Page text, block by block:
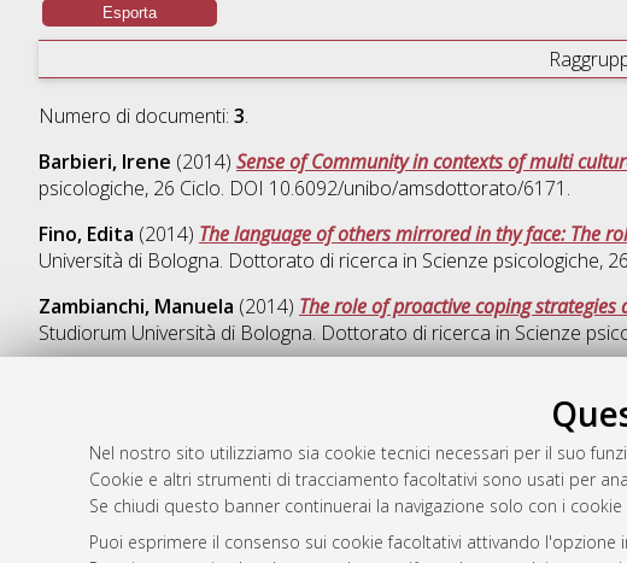
Nel nostro sito utilizziamo sia cookie tecnici necessari per il suo
Cookie e altri strumenti di tracciamento facoltativi sono usati per
Se chiudi questo banner continuerai la navigazione solo con i cookie
Puoi esprimere il consenso sui cookie facoltativi attivando
Numero di documenti: 3.
Barbieri, Irene (2014) Sense of Community in contexts of multi
psicologiche, 26 Ciclo. DOI 10.6092/unibo/amsdottorato/6171.
Fino, Edita (2014) The language of others mirrored in thy face: The
Università di Bologna. Dottorato di ricerca in Scienze psicologiche,
Zambianchi, Manuela (2014) The role of proactive coping
Studiorum Università di Bologna. Dottorato di ricerca in Scienze
Atom
Rss 1.0
Rss 2.0
AMS Dottorato
ISSN: 2038-7946
Servizio
Impostazioni Cookie